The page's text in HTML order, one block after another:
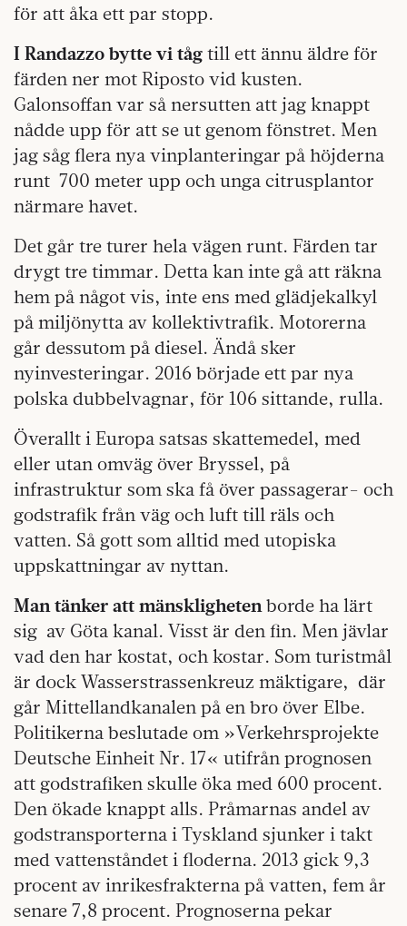
för att åka ett par stopp.
I Randazzo bytte vi tåg till ett ännu äldre för
färden ner mot Riposto vid kusten.
Galonsoffan var så nersutten att jag knappt
nådde upp för att se ut genom fönstret. Men
jag såg flera nya vinplanteringar på höjderna
runt 700 meter upp och unga citrusplantor
närmare havet.
Det går tre turer hela vägen runt. Färden tar
drygt tre timmar. Detta kan inte gå att räkna
hem på något vis, inte ens med glädjekalkyl
på miljönytta av kollektivtrafik. Motorerna
går dessutom på diesel. Ändå sker
nyinvesteringar. 2016 började ett par nya
polska dubbelvagnar, för 106 sittande, rulla.
Överallt i Europa satsas skattemedel, med
eller utan omväg över Bryssel, på
infrastruktur som ska få över passagerar- och
godstrafik från väg och luft till räls och
vatten. Så gott som alltid med utopiska
uppskattningar av nyttan.
Man tänker att mänsklighetenborde ha lärt
sig av Göta kanal. Visst är den fin. Men jävlar
vad den har kostat, och kostar. Som turistmål
är dock Wasserstrassenkreuz mäktigare, där
går Mittelland­kanalen på en bro över Elbe.
Politikerna beslutade om »Verkehrsprojekte
Deutsche Einheit Nr. 17« utifrån prognosen
att godstrafiken skulle öka med 600 procent.
Den ökade knappt alls. Pråmarnas andel av
godstransporterna i Tyskland sjunker i takt
med vattenståndet i floderna. 2013 gick 9,3
procent av inrikesfrakterna på vatten, fem år
senare 7,8 procent. Prognoserna pekar